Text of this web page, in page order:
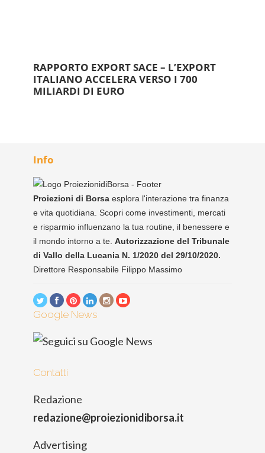
RAPPORTO EXPORT SACE – L’EXPORT
ITALIANO ACCELERA VERSO I 700
MILIARDI DI EURO
Info
Proiezioni di Borsa esplora l'interazione tra finanza
e vita quotidiana. Scopri come investimenti, mercati
e risparmio influenzano la tua routine, il benessere e
il mondo intorno a te. Autorizzazione del Tribunale
di Vallo della Lucania N. 1/2020 del 29/10/2020.
Direttore Responsabile Filippo Massimo
Google News
Contatti
Redazione
redazione@proiezionidiborsa.it
Advertising